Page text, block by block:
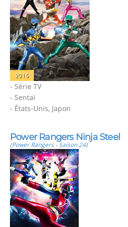
2016
- Série TV
- Sentaï
- États-Unis, Japon
Power Rangers Ninja Steel
(Power Rangers - Saison 24)